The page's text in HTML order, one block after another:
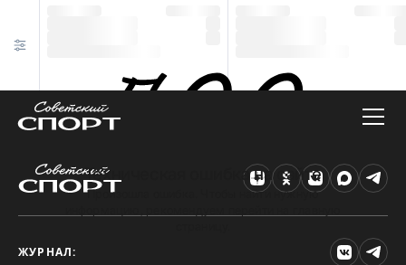
Техническая ошибка на сайте
Произошла ошибка. Чтобы найти нужную
ЖУРНАЛ: